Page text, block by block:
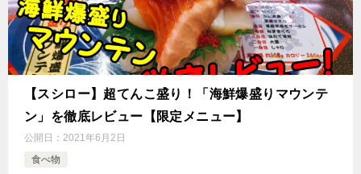
【スシロー】超てんこ盛り！「海鮮爆盛りマウンテ
ン」を徹底レビュー【限定メニュー】
公開日： 2021年6月2日
食べ物